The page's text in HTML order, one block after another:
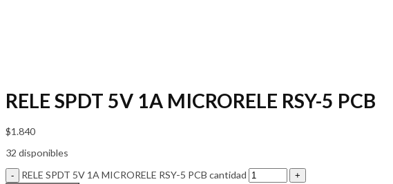
RELE SPDT 5V 1A MICRORELE RSY-5 PCB
$1.840
32 disponibles
RELE SPDT 5V 1A MICRORELE RSY-5 PCB cantidad